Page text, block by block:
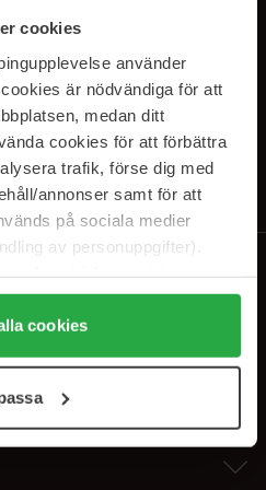
cookies
använder
är nödvändiga för att
medan ditt
cookies för att förbättra
trafik, förse dig med
annonser samt för att
på sociala medier
av personuppgifter).
alla cookies" accepterar du
"Detaljer" kan anpassa
kan när som helst återkalla
cookies
VÅRA
du vårIntegritetspolicy.